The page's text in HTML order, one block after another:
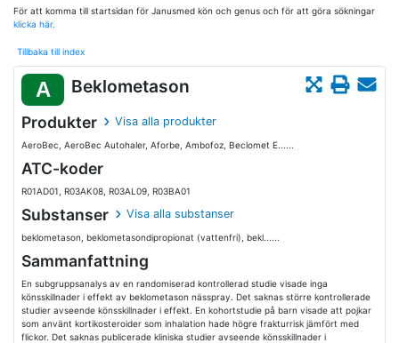
För att komma till startsidan för Janusmed kön och genus och för att göra sökningar
klicka här.
Tillbaka till index
A Beklometason
Produkter Visa alla produkter
AeroBec, AeroBec Autohaler, Aforbe, Ambofoz, Beclomet E......
ATC-koder
R01AD01, R03AK08, R03AL09, R03BA01
Substanser Visa alla substanser
beklometason, beklometasondipropionat (vattenfri), bekl......
Sammanfattning
En subgruppsanalys av en randomiserad kontrollerad studie visade inga
könsskillnader i effekt av beklometason nässpray. Det saknas större kontrollerade
studier avseende könsskillnader i effekt. En kohortstudie på barn visade att pojkar
som använt kortikosteroider som inhalation hade högre frakturrisk jämfört med
flickor. Det saknas publicerade kliniska studier avseende könsskillnader i